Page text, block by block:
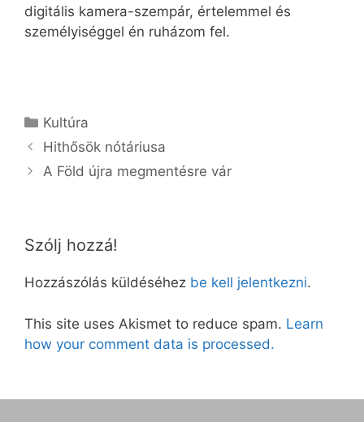
digitális kamera-szempár, értelemmel és
személyiséggel én ruházom fel.
Kategória
Kultúra
Hithősök nótáriusa
A Föld újra megmentésre vár
Szólj hozzá!
Hozzászólás küldéséhez be kell jelentkezni.
This site uses Akismet to reduce spam. Learn
how your comment data is processed.